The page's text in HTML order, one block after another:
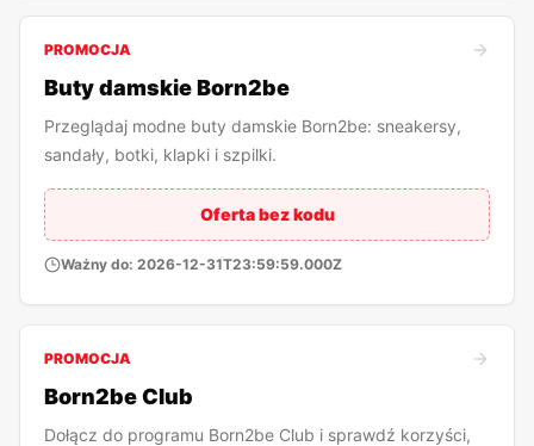
PROMOCJA
Buty damskie Born2be
Przeglądaj modne buty damskie Born2be: sneakersy,
sandały, botki, klapki i szpilki.
Oferta bez kodu
Ważny do: 2026-12-31T23:59:59.000Z
PROMOCJA
Born2be Club
Dołącz do programu Born2be Club i sprawdź korzyści,